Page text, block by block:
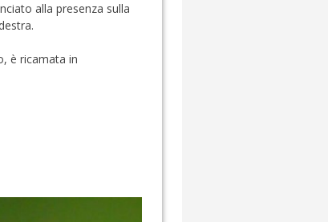
alla presenza sulla
è ricamata in